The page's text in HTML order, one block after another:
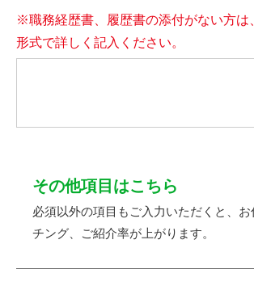
※職務経歴書、履歴書の添付がない方は
形式で詳しく記入ください。
その他項目はこちら
必須以外の項目もご入力いただくと、お
チング、ご紹介率が上がります。